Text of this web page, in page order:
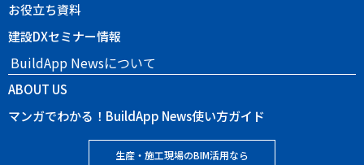
お役立ち資料
建設DXセミナー情報
BuildApp Newsについて
ABOUT US
マンガでわかる！BuildApp News使い方ガイド
生産・施工現場のBIM活用なら